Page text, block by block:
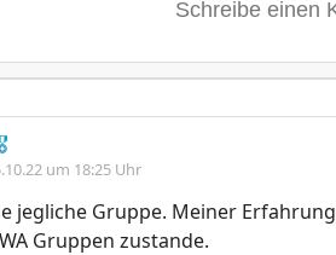
um 18:25 Uhr
jegliche Gruppe. Meiner
Gruppen zustande.